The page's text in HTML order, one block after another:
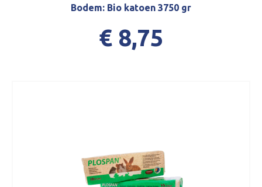
Bodem: Bio katoen 3750 gr
€ 8,75